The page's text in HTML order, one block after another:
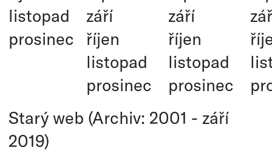
listopad
prosinec
září
říjen
listopad
prosinec
září
říjen
listopad
prosinec
Starý web (Archiv: 2001 - září
2019)